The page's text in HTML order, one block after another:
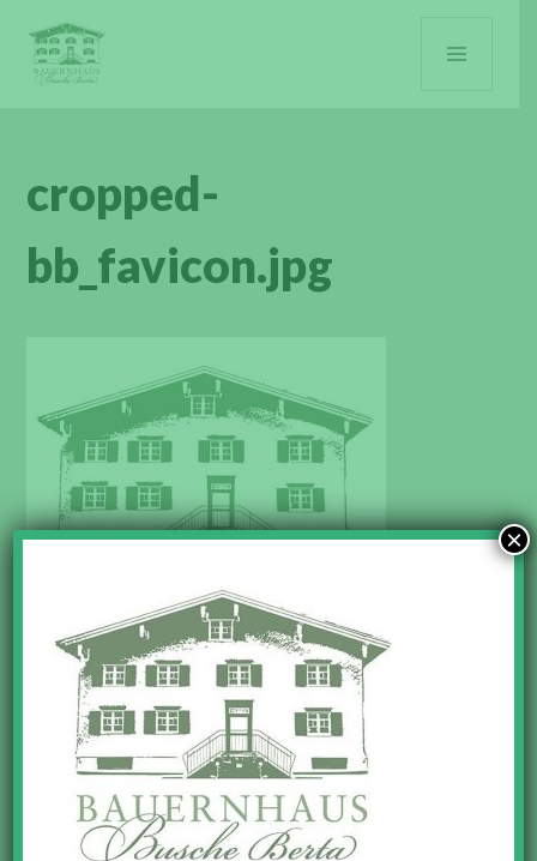
Inhalt
springen
cropped-
bb_favicon.jpg
https://www.busche-berta.de/wp-
content/uploads/2018/01/cropped-
bb_favicon.jpg
×